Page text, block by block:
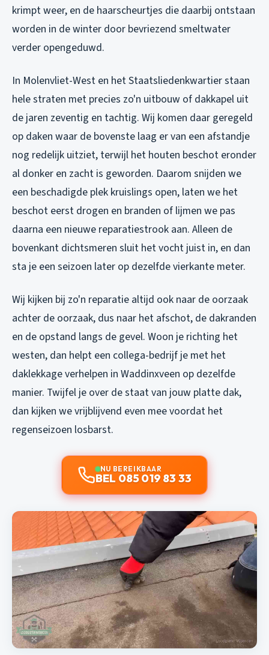
krimpt weer, en de haarscheurtjes die daarbij ontstaan
worden in de winter door bevriezend smeltwater
verder opengeduwd.
In Molenvliet-West en het Staatsliedenkwartier staan
hele straten met precies zo'n uitbouw of dakkapel uit
de jaren zeventig en tachtig. Wij komen daar geregeld
op daken waar de bovenste laag er van een afstandje
nog redelijk uitziet, terwijl het houten beschot eronder
al donker en zacht is geworden. Daarom snijden we
een beschadigde plek kruislings open, laten we het
beschot eerst drogen en branden of lijmen we pas
daarna een nieuwe reparatiestrook aan. Alleen de
bovenkant dichtsmeren sluit het vocht juist in, en dan
sta je een seizoen later op dezelfde vierkante meter.
Wij kijken bij zo'n reparatie altijd ook naar de oorzaak
achter de oorzaak, dus naar het afschot, de dakranden
en de opstand langs de gevel. Woon je richting het
westen, dan helpt een collega-bedrijf je met het
daklekkage verhelpen in Waddinxveen op dezelfde
manier. Twijfel je over de staat van jouw platte dak,
dan kijken we vrijblijvend even mee voordat het
regenseizoen losbarst.
NU BEREIKBAAR
BEL 085 019 83 33